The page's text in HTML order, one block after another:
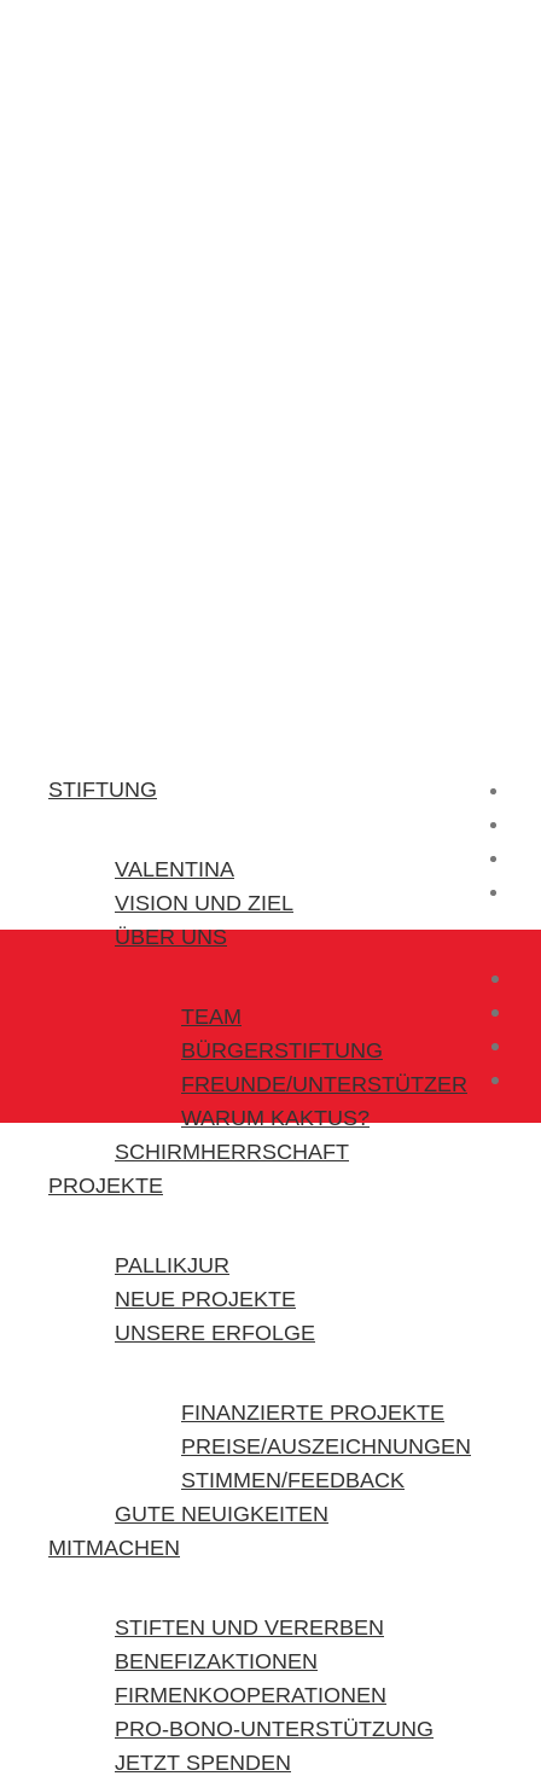
STIFTUNG
VALENTINA
VISION UND ZIEL
ÜBER UNS
TEAM
BÜRGERSTIFTUNG
FREUNDE/UNTERSTÜTZER
WARUM KAKTUS?
SCHIRMHERRSCHAFT
PROJEKTE
PALLIKJUR
NEUE PROJEKTE
UNSERE ERFOLGE
FINANZIERTE PROJEKTE
PREISE/AUSZEICHNUNGEN
STIMMEN/FEEDBACK
GUTE NEUIGKEITEN
MITMACHEN
STIFTEN UND VERERBEN
BENEFIZAKTIONEN
FIRMENKOOPERATIONEN
PRO-BONO-UNTERSTÜTZUNG
JETZT SPENDEN